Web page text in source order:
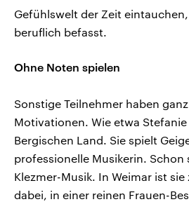
Gefühlswelt der Zeit
beruflich befasst.
Ohne Noten spielen
Sonstige Teilnehmer haben
Motivationen. Wie etwa
Bergischen Land. Sie spielt
professionelle Musikerin. Schon
Klezmer-Musik. In Weimar ist
dabei, in einer reinen Frauen-